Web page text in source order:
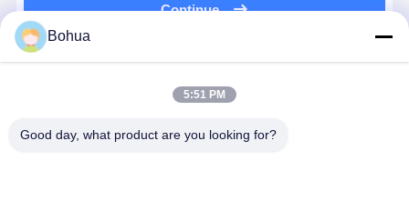
Continue
Bohua
5:51 PM
Good day, what product are you looking for?